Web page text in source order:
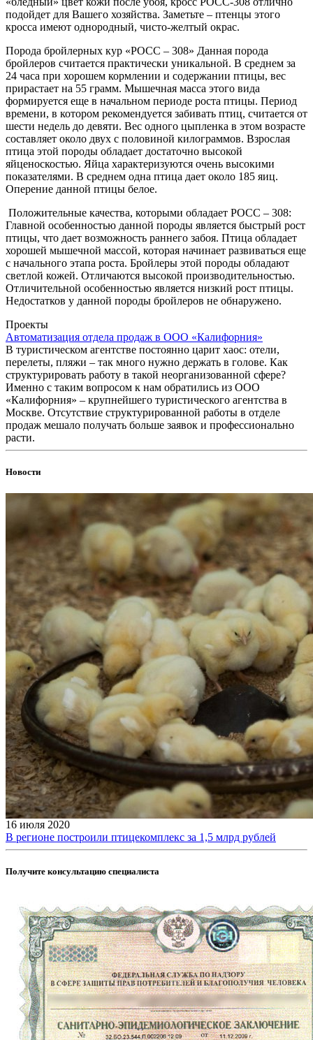
подойдет для Вашего хозяйства. Заметьте – птенцы этого
кросса имеют однородный, чисто-желтый окрас.
Порода бройлерных кур «РОСС – 308» Данная порода
бройлеров считается практически уникальной. В среднем за
24 часа при хорошем кормлении и содержании птицы, вес
прирастает на 55 грамм. Мышечная масса этого вида
формируется еще в начальном периоде роста птицы. Период
времени, в котором рекомендуется забивать птиц, считается от
шести недель до девяти. Вес одного цыпленка в этом возрасте
составляет около двух с половиной килограммов. Взрослая
птица этой породы обладает достаточно высокой
яйценоскостью. Яйца характеризуются очень высокими
показателями. В среднем одна птица дает около 185 яиц.
Оперение данной птицы белое.
Положительные качества, которыми обладает РОСС – 308:
Главной особенностью данной породы является быстрый рост
птицы, что дает возможность раннего забоя. Птица обладает
хорошей мышечной массой, которая начинает развиваться еще
с начального этапа роста. Бройлеры этой породы обладают
светлой кожей. Отличаются высокой производительностью.
Отличительной особенностью является низкий рост птицы.
Недостатков у данной породы бройлеров не обнаружено.
Проекты
Автоматизация отдела продаж в ООО «Калифорния»
В туристическом агентстве постоянно царит хаос: отели,
перелеты, пляжи – так много нужно держать в голове. Как
структурировать работу в такой неорганизованной сфере?
Именно с таким вопросом к нам обратились из ООО
«Калифорния» – крупнейшего туристического агентства в
Москве. Отсутствие структурированной работы в отделе
продаж мешало получать больше заявок и профессионально
расти.
Новости
16 июля 2020
В регионе построили птицекомплекс за 1,5 млрд рублей
Получите консультацию специалиста